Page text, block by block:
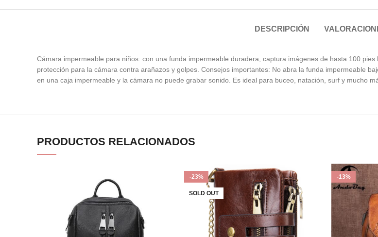
DESCRIPCIÓN
Cámara impermeable para niños: con una funda impermeable duradera, captura imágenes de hasta 100
protección para la cámara contra arañazos y golpes. Consejos importantes: No abra la funda impermeable
en una caja impermeable y la cámara no puede grabar sonido. Es ideal para buceo, natación, surf y mucho
PRODUCTOS RELACIONADOS
-23%
SOLD OUT
-13%